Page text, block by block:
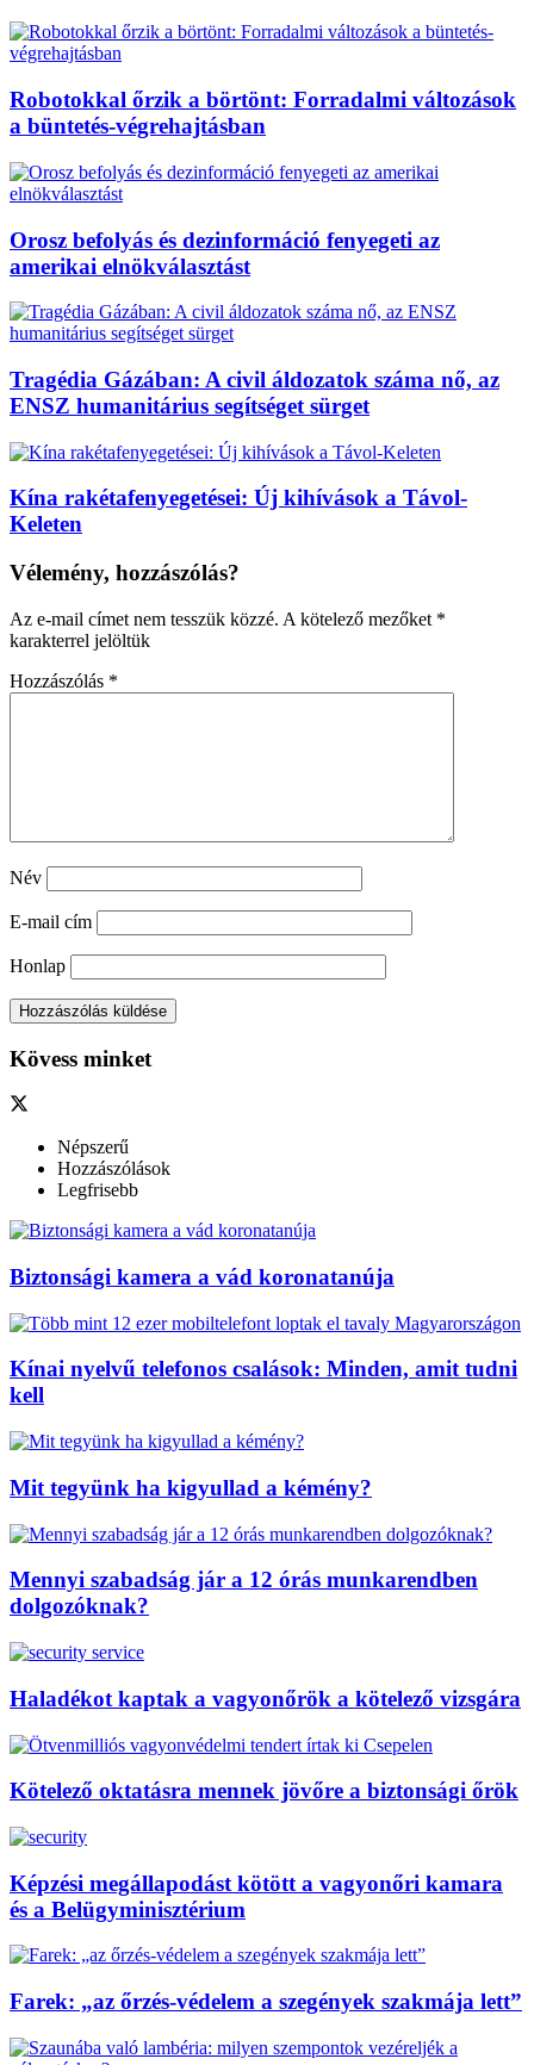
Robotokkal őrzik a börtönt: Forradalmi változások
a büntetés-végrehajtásban
Orosz befolyás és dezinformáció fenyegeti az
amerikai elnökválasztást
Tragédia Gázában: A civil áldozatok száma nő, az
ENSZ humanitárius segítséget sürget
Kína rakétafenyegetései: Új kihívások a Távol-
Keleten
Vélemény, hozzászólás?
Az e-mail címet nem tesszük közzé. A kötelező mezőket *
karakterrel jelöltük
Hozzászólás *
Név
E-mail cím
Honlap
Kövess minket
Népszerű
Hozzászólások
Legfrisebb
Biztonsági kamera a vád koronatanúja
Kínai nyelvű telefonos csalások: Minden, amit tudni
kell
Mit tegyünk ha kigyullad a kémény?
Mennyi szabadság jár a 12 órás munkarendben
dolgozóknak?
Haladékot kaptak a vagyonőrök a kötelező vizsgára
Kötelező oktatásra mennek jövőre a biztonsági őrök
Képzési megállapodást kötött a vagyonőri kamara
és a Belügyminisztérium
Farek: „az őrzés-védelem a szegények szakmája lett”